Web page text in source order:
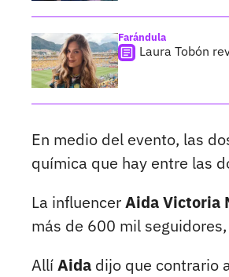
Farándula
Laura Tobón
En medio del evento, las
química que hay entre las
La influencerAida Victoria
más de 600 mil
AllíAida dijo que contrario